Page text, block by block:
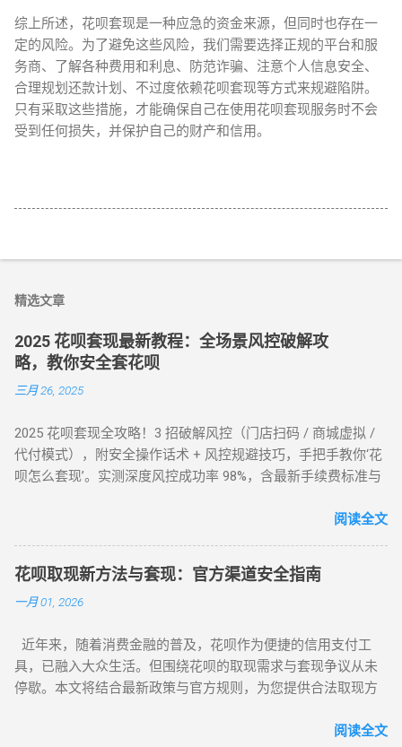
综上所述，花呗套现是一种应急的资金来源，但同时也存在一
定的风险。为了避免这些风险，我们需要选择正规的平台和服
务商、了解各种费用和利息、防范诈骗、注意个人信息安全、
合理规划还款计划、不过度依赖花呗套现等方式来规避陷阱。
只有采取这些措施，才能确保自己在使用花呗套现服务时不会
受到任何损失，并保护自己的财产和信用。
精选文章
2025 花呗套现最新教程：全场景风控破解攻
略，教你安全套花呗
三月 26, 2025
2025 花呗套现全攻略！3 招破解风控（门店扫码 / 商城虚拟 /
代付模式），附安全操作话术 + 风控规避技巧，手把手教你‘花
呗怎么套现’。实测深度风控成功率 98%，含最新手续费标准与
教程：全场景风控破解攻略，教你安全套花呗 在移动支付普
成为用户关注的焦点。本文将针对不同风控等级的花呗账户，
提供系统性的套现解决方案，帮助用户在合规前提下实现额度
变现。如果你正在搜索 “花呗怎么套现” 或 “花呗套现教程”，本
呗：门店扫码套现法，秒到账的快捷操作 对于未触发风控的花
呗账户，最直接的套现方式是通过实体门店完成。 操作步骤如
下： 寻找支持花呗的实体商家 ：如便利店、餐饮店等，确认其
款码，选择花呗支付指定金额。 实时结算 ：商家收到款项后，
阅读全文
花呗取现新方法与套现：官方渠道安全指南
一月 01, 2026
近年来，随着消费金融的普及，花呗作为便捷的信用支付工
具，已融入大众生活。但围绕花呗的取现需求与套现争议从未
停歇。本文将结合最新政策与官方规则，为您提供合法取现方
为何限制套现？官方明令禁止的三大原因 花呗自 2015 年上线
阅读全文